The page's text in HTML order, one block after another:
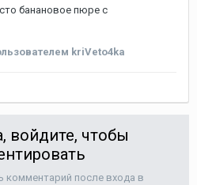
банановое пюре с
kriVeto4ka
войдите, чтобы
комментарий после входа в